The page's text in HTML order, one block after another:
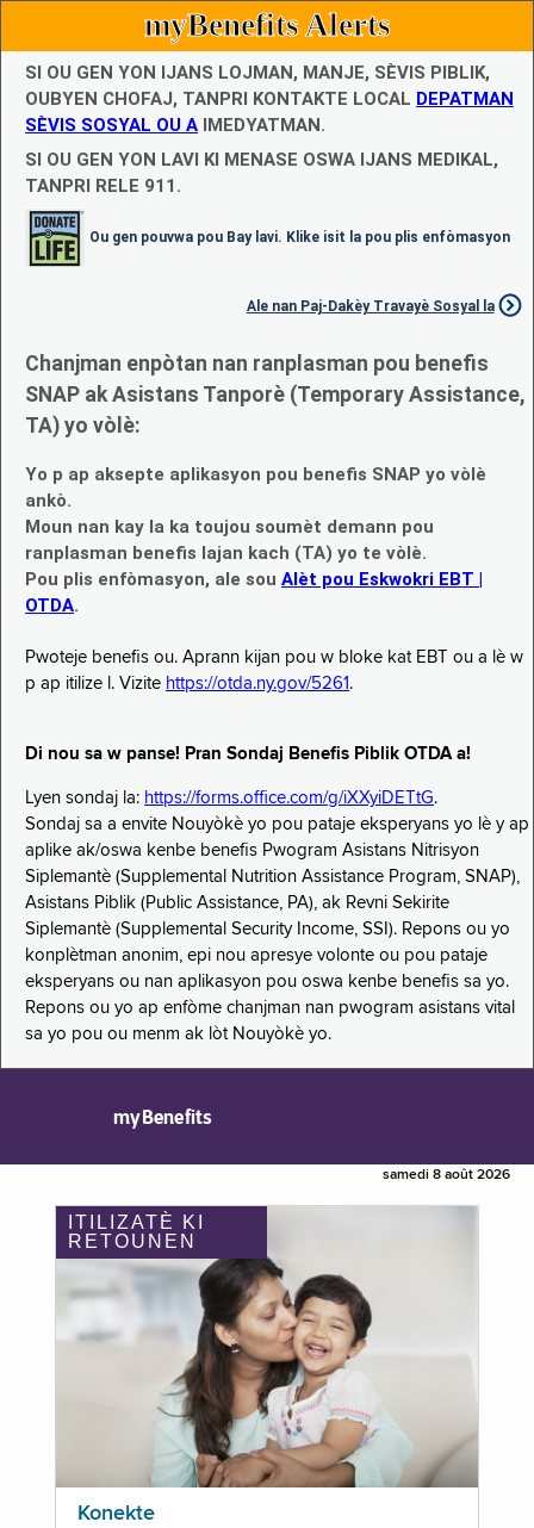
myBenefits Alerts
SI OU GEN YON IJANS LOJMAN, MANJE, SÈVIS PIBLIK,
OUBYEN CHOFAJ, TANPRI KONTAKTE LOCAL DEPATMAN
SÈVIS SOSYAL OU A IMEDYATMAN.
SI OU GEN YON LAVI KI MENASE OSWA IJANS MEDIKAL,
TANPRI RELE 911.
Ou gen pouvwa pou Bay lavi. Klike isit la pou plis enfòmasyon
Ale nan Paj-Dakèy Travayè Sosyal la
Chanjman enpòtan nan ranplasman pou benefis
SNAP ak Asistans Tanporè (Temporary Assistance,
TA) yo vòlè:
Yo p ap aksepte aplikasyon pou benefis SNAP yo vòlè
ankò.
Moun nan kay la ka toujou soumèt demann pou
ranplasman benefis lajan kach (TA) yo te vòlè.
Pou plis enfòmasyon, ale sou Alèt pou Eskwokri EBT |
OTDA.
Pwoteje benefis ou. Aprann kijan pou w bloke kat EBT ou a lè w
p ap itilize l. Vizite https://otda.ny.gov/5261 .
Di nou sa w panse! Pran Sondaj Benefis Piblik OTDA a!
Lyen sondaj la: https://forms.office.com/g/iXXyiDETtG.
Sondaj sa a envite Nouyòkè yo pou pataje eksperyans yo lè y ap
aplike ak/oswa kenbe benefis Pwogram Asistans Nitrisyon
Siplemantè (Supplemental Nutrition Assistance Program, SNAP),
Asistans Piblik (Public Assistance, PA), ak Revni Sekirite
Siplemantè (Supplemental Security Income, SSI). Repons ou yo
konplètman anonim, epi nou apresye volonte ou pou pataje
eksperyans ou nan aplikasyon pou oswa kenbe benefis sa yo.
Repons ou yo ap enfòme chanjman nan pwogram asistans vital
sa yo pou ou menm ak lòt Nouyòkè yo.
myBenefits
samedi 8 août 2026
ITILIZATÈ KI
RETOUNEN
Konekte